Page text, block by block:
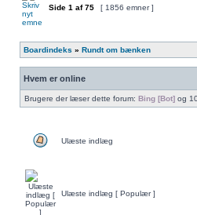
Side 1 af75 [ 1856 emner ]
Boardindeks » Rundt om bænken
Hvem er online
Brugere der læser dette forum: Bing [Bot] og
Ulæste indlæg
Ulæste indlæg [ Populær ]